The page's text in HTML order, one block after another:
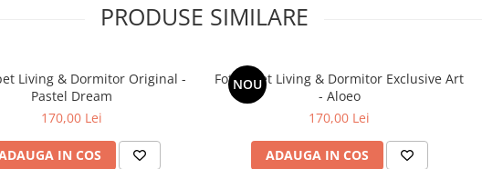
PRODUSE SIMILARE
Living & Dormitor Original -
Pastel Dream
170,00 Lei
IN COS
NOU
Fototapet Living & Dormitor Exclusive Art
- Aloeo
170,00 Lei
ADAUGA IN COS